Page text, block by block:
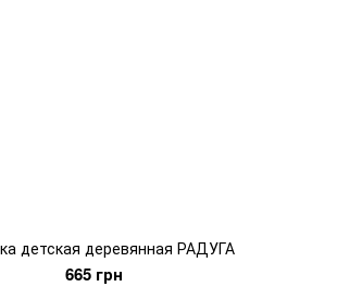
детская деревянная РАДУГА
665 грн